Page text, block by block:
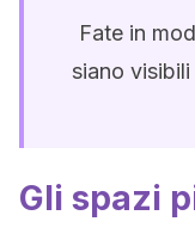
Fate in
siano
Gli spazi